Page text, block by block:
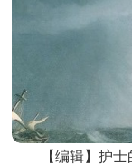
【编辑】护士